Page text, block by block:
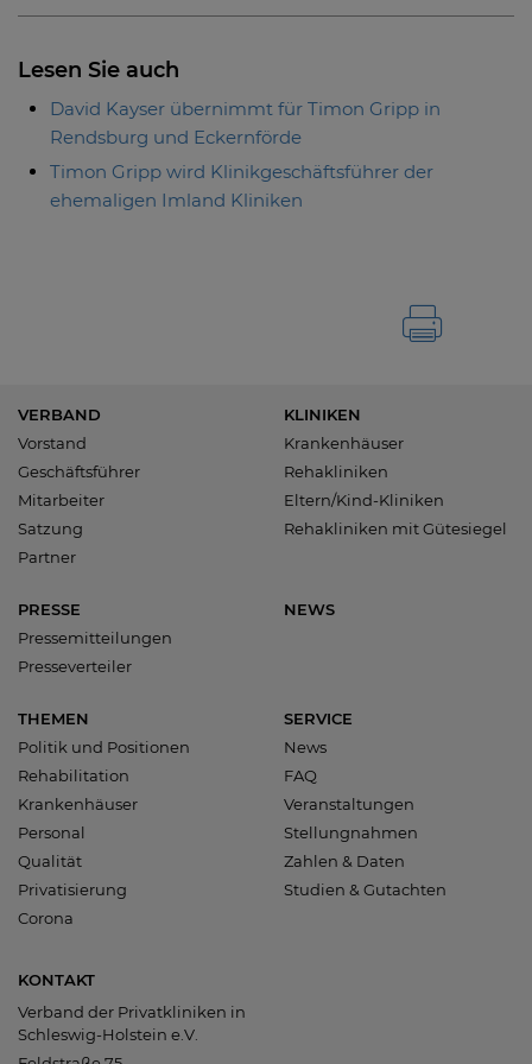
Lesen Sie auch
David Kayser übernimmt für Timon Gripp in
Rendsburg und Eckernförde
Timon Gripp wird Klinikgeschäftsführer der
ehemaligen Imland Kliniken
VERBAND
Vorstand
Geschäftsführer
Mitarbeiter
Satzung
Partner
KLINIKEN
Krankenhäuser
Rehakliniken
Eltern/Kind-Kliniken
Rehakliniken mit Gütesiegel
PRESSE
Pressemitteilungen
Presseverteiler
NEWS
THEMEN
Politik und Positionen
Rehabilitation
Krankenhäuser
Personal
Qualität
Privatisierung
Corona
SERVICE
News
FAQ
Veranstaltungen
Stellungnahmen
Zahlen & Daten
Studien & Gutachten
KONTAKT
Verband der Privatkliniken in
Schleswig-Holstein e.V.